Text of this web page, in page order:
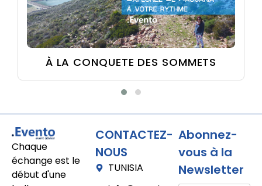
À LA CONQUETE DES SOMMETS
Chaque
échange est le
début d'une
CONTACTEZ-
NOUS
TUNISIA
Abonnez-
vous à la
Newsletter